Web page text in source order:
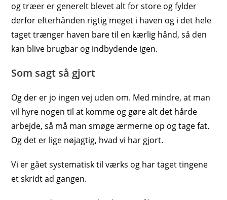
og træer er generelt blevet alt for store og fylder
derfor efterhånden rigtig meget i haven og i det hele
taget trænger haven bare til en kærlig hånd, så den
kan blive brugbar og indbydende igen.
Som sagt så gjort
Og der er jo ingen vej uden om. Med mindre, at man
vil hyre nogen til at komme og gøre alt det hårde
arbejde, så må man smøge ærmerne op og tage fat.
Og det er lige nøjagtig, hvad vi har gjort.
Vi er gået systematisk til værks og har taget tingene
et skridt ad gangen.